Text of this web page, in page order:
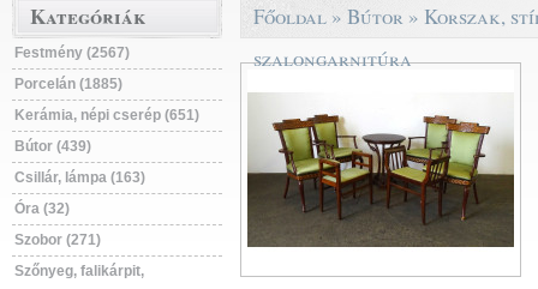
Kategóriák
Festmény (2567)
Porcelán (1885)
Kerámia, népi cserép (651)
Bútor (439)
Csillár, lámpa (163)
Óra (32)
Szobor (271)
Szőnyeg, falikárpit,
Főoldal » Bútor » Korszak,
szalongarnitúra